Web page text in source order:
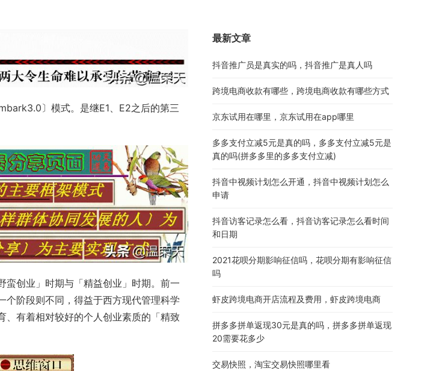
〕模式。是继E1、E2之后的第三
蛮创业」时期与「精益创业」时期。前一
个阶段则不同，得益于西方现代管理科学
、有着相对较好的个人创业素质的「精致
最新文章
抖音推广员是真实的吗，抖音推广是真人吗
跨境电商收款有哪些，跨境电商收款有哪些方式
京东试用在哪里，京东试用在app哪里
多多支付立减5元是真的吗，多多支付立减5元是
真的吗(拼多多里的多多支付立减)
抖音中视频计划怎么开通，抖音中视频计划怎么
申请
抖音访客记录怎么看，抖音访客记录怎么看时间
和日期
2021花呗分期影响征信吗，花呗分期有影响征信
吗
虾皮跨境电商开店流程及费用，虾皮跨境电商
拼多多拼单返现30元是真的吗，拼多多拼单返现
20需要花多少
交易快照，淘宝交易快照哪里看